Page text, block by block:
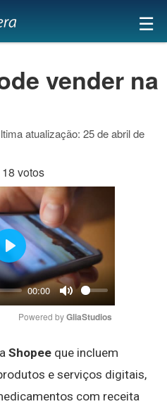
×
☰
vender na
atualização: 25 de abril de
18 votos
00:00
Mute
Play
Powered by GliaStudios
Shopee que incluem
e serviços digitais,
com receita